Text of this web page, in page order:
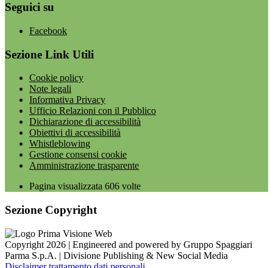
Seguici su
Facebook
Sezione Link Utili
Cookie policy
Note legali
Informativa Privacy
Ufficio Relazioni con il Pubblico
Dichiarazione di accessibilità
Obiettivi di accessibilità
Whistleblowing
Gestione consensi cookie
Amministrazione trasparente
Pagina visualizzata 606 volte
Sezione Copyright
Copyright 2026 | Engineered and powered by Gruppo Spaggiari
Parma S.p.A. | Divisione Publishing & New Social Media